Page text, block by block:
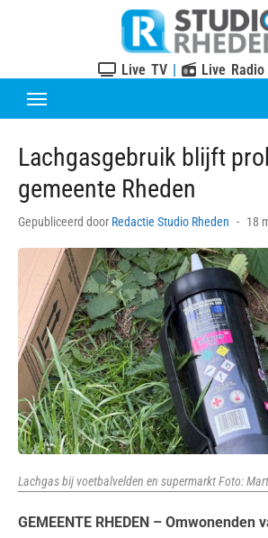
Live TV | Live Radio
Lachgasgebruik blijft
gemeente Rheden
Gepubliceerd door Redactie Studio Rheden 18
Lachgas bij voetbalvelden en supermarkt Foto:
GEMEENTE RHEDEN – Omwonenden